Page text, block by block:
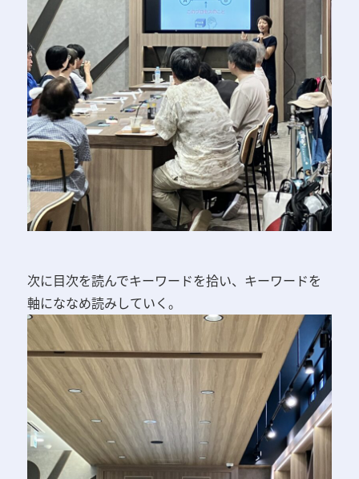
次に目次を読んでキーワードを拾い、キーワードを
軸にななめ読みしていく。